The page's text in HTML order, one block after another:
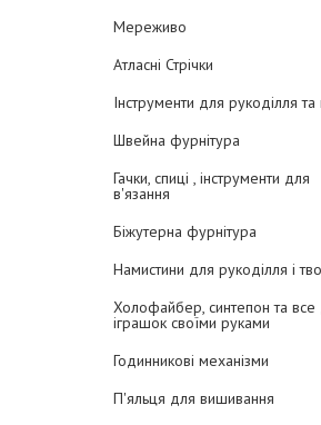
Мереживо
Атласні Стрічки
Інструменти для рукоділля та
Швейна фурнітура
Гачки, спиці , інструменти для
в'язання
Біжутерна фурнітура
Намистини для рукоділля і
Холофайбер, синтепон та все
іграшок своїми руками
Годинникові механізми
П'яльця для вишивання